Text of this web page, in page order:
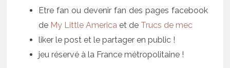
Etre fan ou devenir fan des pages facebook
de My Little America et de Trucs de mec
liker le post et le partager en public !
jeu réservé à la France métropolitaine !